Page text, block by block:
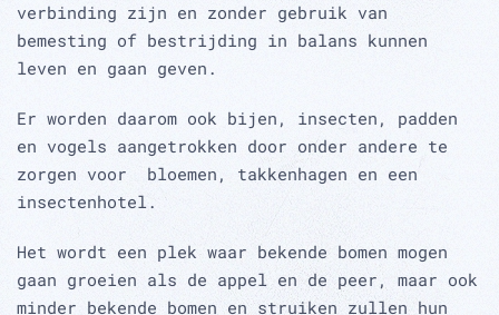
verbinding zijn en zonder gebruik van
bemesting of bestrijding in balans kunnen
leven en gaan geven.
Er worden daarom ook bijen, insecten, padden
en vogels aangetrokken door onder andere te
zorgen voor bloemen, takkenhagen en een
insectenhotel.
Het wordt een plek waar bekende bomen mogen
gaan groeien als de appel en de peer, maar ook
minder bekende bomen en struiken zullen hun